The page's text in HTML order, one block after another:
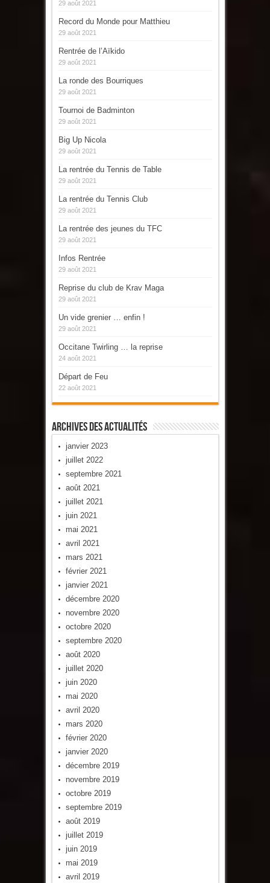
29 août 2021
Record du Monde pour Matthieu
29 août 2021
Rentrée de l’Aïkido
29 août 2021
La ronde des Bourriques
29 août 2021
Tournoi de Badminton
29 août 2021
Big Up Nicola
29 août 2021
La rentrée du Tennis de Table
29 août 2021
La rentrée du Tennis Club
29 août 2021
La rentrée des jeunes du TFC
29 août 2021
Infos Rentrée
29 août 2021
Reprise du club de Krav Maga
29 août 2021
Un vide grenier … enfin !
29 août 2021
Occitane Twirling … la reprise
24 août 2021
Départ de Feu
22 août 2021
Archives Des Actualités
janvier 2023
juillet 2022
septembre 2021
août 2021
juillet 2021
juin 2021
mai 2021
avril 2021
mars 2021
février 2021
janvier 2021
décembre 2020
novembre 2020
octobre 2020
septembre 2020
août 2020
juillet 2020
juin 2020
mai 2020
avril 2020
mars 2020
février 2020
janvier 2020
décembre 2019
novembre 2019
octobre 2019
septembre 2019
août 2019
juillet 2019
juin 2019
mai 2019
avril 2019